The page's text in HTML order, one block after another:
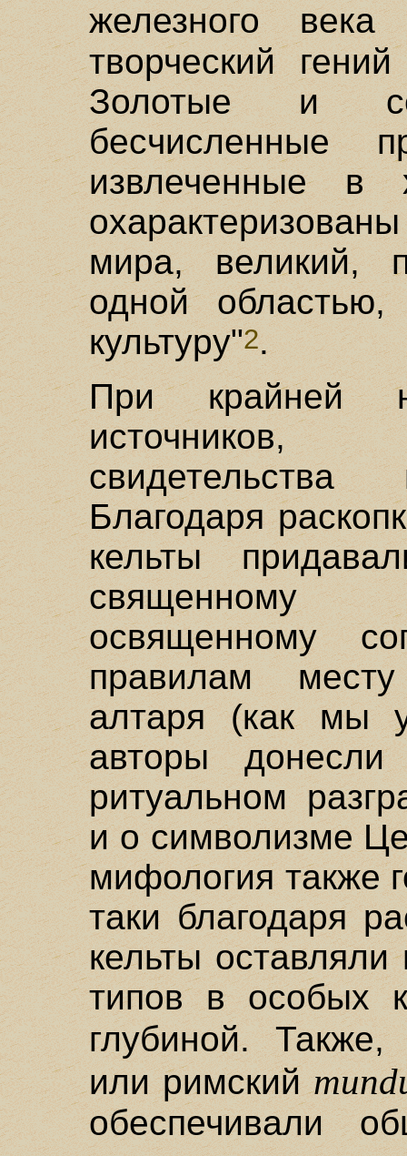
железного
творческий
Золотые и
бесчисленные
извлеченные в
мира, великий,
одной
культуру"2.
При крайней
источников,
Благодаря
кельты
священному
освященному
правилам
алтаря (как мы
авторы
ритуальном
и о символизме
мифология также
таки благодаря
кельты
типов в особых
глубиной.
или римский
обеспечивали